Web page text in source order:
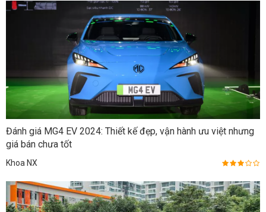
Đánh giá MG4 EV 2024: Thiết kế đẹp, vận hành ưu việt nhưng
giá bán chưa tốt
Khoa NX